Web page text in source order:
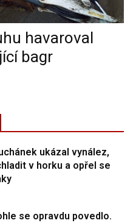
havaroval
bagr
ukázal vynález,
v horku a opřel se
se opravdu povedlo.